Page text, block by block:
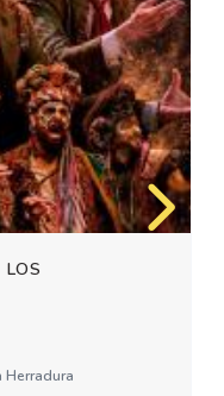
Herradura